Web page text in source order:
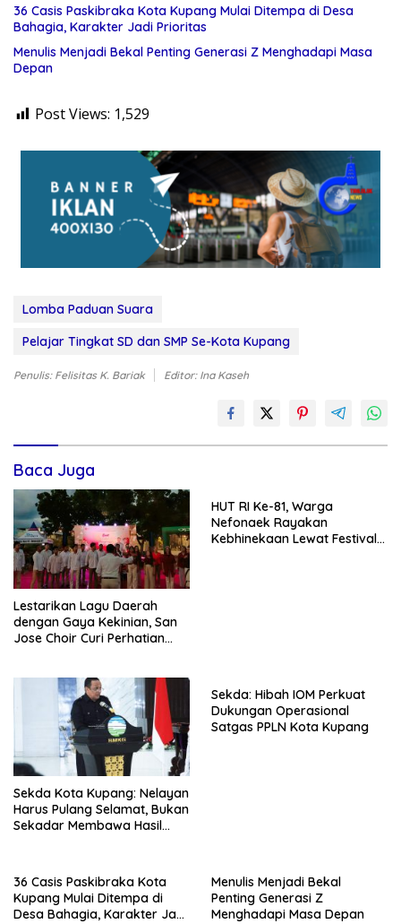
36 Casis Paskibraka Kota Kupang Mulai Ditempa di Desa
Bahagia, Karakter Jadi Prioritas
Menulis Menjadi Bekal Penting Generasi Z Menghadapi Masa
Depan
Post Views: 1,529
Lomba Paduan Suara
Pelajar Tingkat SD dan SMP Se-Kota Kupang
Penulis: Felisitas K. Bariak Editor: Ina Kaseh
Baca Juga
Lestarikan Lagu Daerah
dengan Gaya Kekinian, San
Jose Choir Curi Perhatian
HUT RI Ke-81, Warga
Nefonaek Rayakan
Kebhinekaan Lewat Festival
Sekda Kota Kupang: Nelayan
Harus Pulang Selamat, Bukan
Sekadar Membawa Hasil
Sekda: Hibah IOM Perkuat
Dukungan Operasional
Satgas PPLN Kota Kupang
36 Casis Paskibraka Kota
Kupang Mulai Ditempa di
Desa Bahagia, Karakter Jadi
Menulis Menjadi Bekal
Penting Generasi Z
Menghadapi Masa Depan